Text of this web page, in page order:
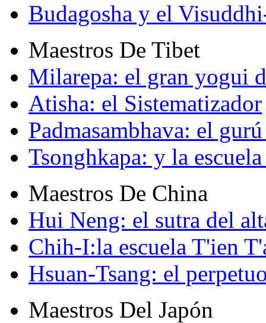
Budagosha y el
Maestros De Tibet
Milarepa: el gran yogui
Atisha: el Sistematizador
Padmasambhava: el
Tsonghkapa: y la
Maestros De China
Hui Neng: el sutra del
Chih-I:la escuela T'ien
Hsuan-Tsang: el
Maestros Del Japón